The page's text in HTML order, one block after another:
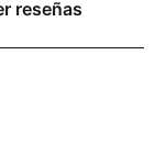
reseñas